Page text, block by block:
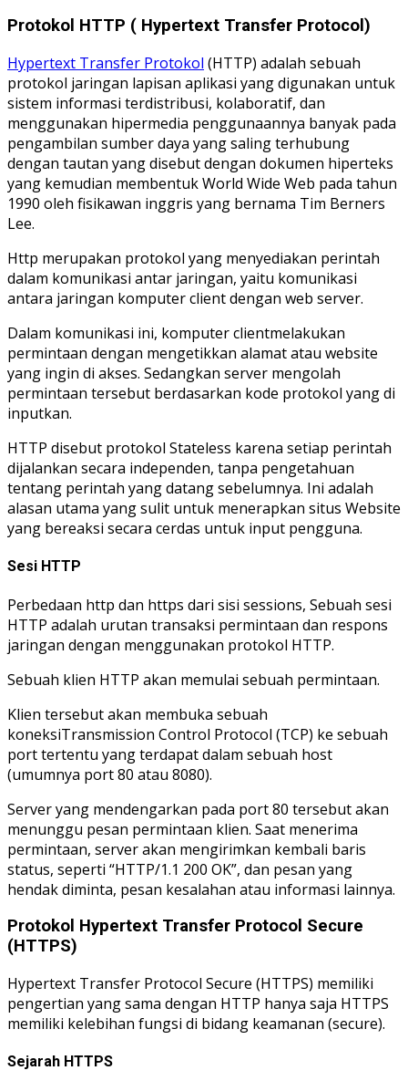
Protokol HTTP ( Hypertext Transfer Protocol)
Hypertext Transfer Protokol (HTTP) adalah sebuah
protokol jaringan lapisan aplikasi yang digunakan untuk
sistem informasi terdistribusi, kolaboratif, dan
menggunakan hipermedia penggunaannya banyak pada
pengambilan sumber daya yang saling terhubung
dengan tautan yang disebut dengan dokumen hiperteks
yang kemudian membentuk World Wide Web pada tahun
1990 oleh fisikawan inggris yang bernama Tim Berners
Lee.
Http merupakan protokol yang menyediakan perintah
dalam komunikasi antar jaringan, yaitu komunikasi
antara jaringan komputer client dengan web server.
Dalam komunikasi ini, komputer clientmelakukan
permintaan dengan mengetikkan alamat atau website
yang ingin di akses. Sedangkan server mengolah
permintaan tersebut berdasarkan kode protokol yang di
inputkan.
HTTP disebut protokol Stateless karena setiap perintah
dijalankan secara independen, tanpa pengetahuan
tentang perintah yang datang sebelumnya. Ini adalah
alasan utama yang sulit untuk menerapkan situs Website
yang bereaksi secara cerdas untuk input pengguna.
Sesi HTTP
Perbedaan http dan https dari sisi sessions, Sebuah sesi
HTTP adalah urutan transaksi permintaan dan respons
jaringan dengan menggunakan protokol HTTP.
Sebuah klien HTTP akan memulai sebuah permintaan.
Klien tersebut akan membuka sebuah
koneksiTransmission Control Protocol (TCP) ke sebuah
port tertentu yang terdapat dalam sebuah host
(umumnya port 80 atau 8080).
Server yang mendengarkan pada port 80 tersebut akan
menunggu pesan permintaan klien. Saat menerima
permintaan, server akan mengirimkan kembali baris
status, seperti “HTTP/1.1 200 OK”, dan pesan yang
hendak diminta, pesan kesalahan atau informasi lainnya.
Protokol Hypertext Transfer Protocol Secure
(HTTPS)
Hypertext Transfer Protocol Secure (HTTPS) memiliki
pengertian yang sama dengan HTTP hanya saja HTTPS
memiliki kelebihan fungsi di bidang keamanan (secure).
Sejarah HTTPS